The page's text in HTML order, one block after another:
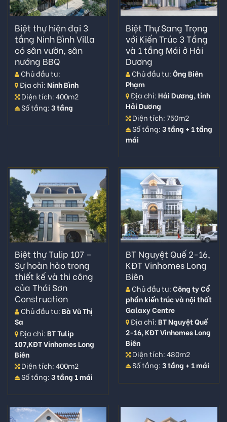
Biệt thự hiện đại 3
tầng Ninh Bình Villa
có sân vườn, sân
nướng BBQ
Chủ đầu tư:
Địa chỉ: Ninh Bình
Diện tích: 400m2
Số tầng: 3 tầng
Biệt Thự Sang Trọng
với Kiến Trúc 3 Tầng
và 1 tầng Mái ở Hải
Dương
Chủ đầu tư: Ông Biên
Phạm
Địa chỉ: Hải Dương, tỉnh
Hải Dương
Diện tích: 750m2
Số tầng: 3 tầng + 1 tầng
mái
Biệt thự Tulip 107 –
Sự hoàn hảo trong
thiết kế và thi công
của Thái Sơn
Construction
Chủ đầu tư: Bà Vũ Thị
Sa
Địa chỉ: BT Tulip
107,KĐT Vinhomes Long
Biên
Diện tích: 400m2
Số tầng: 3 tầng 1 mái
BT Nguyệt Quế 2-16,
KĐT Vinhomes Long
Biên
Chủ đầu tư: Công ty Cổ
phần kiến trúc và nội thất
Galaxy Centre
Địa chỉ: BT Nguyệt Quế
2-16, KĐT Vinhomes Long
Biên
Diện tích: 480m2
Số tầng: 3 tầng + 1 mái